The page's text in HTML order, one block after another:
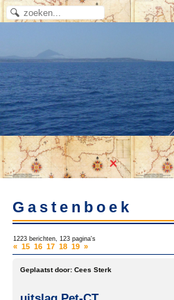
Gastenboek
1223 berichten, 123 pagina's
« 15 16 17 18 19 »
Geplaatst door: Cees Sterk